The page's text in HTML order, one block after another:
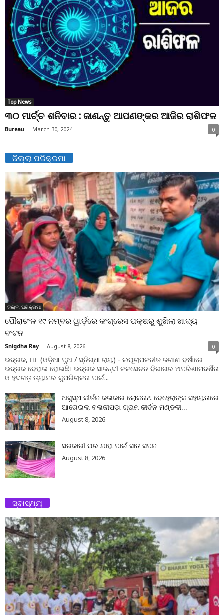
Top News
୩୦ ମାର୍ଚ୍ଚ ଶନିବାର : ଜାଣନ୍ତୁ ଆପଣଙ୍କର ଆଜିର ରାଶିଫଳ
Bureau - March 30, 2024 0
ଜିଲ୍ଲା ପରିକ୍ରମା
ଜିଲ୍ଲା ପରିକ୍ରମା
ପୌରାଚଂଳ ୧୯ ନମ୍ବର ୱାର୍ଡ଼ରେ କଂଗ୍ରେସ ପକ୍ଷରୁ ଶୁଖିଲା ଖାଦ୍ୟ
ବଂଟନ
Snigdha Ray - August 8, 2026 0
ଭଦ୍ରକ, ୮ା୮ (ଓଡ଼ିଆ ପୁଅ / ସ୍ନିଗ୍ଧା ରାୟ) - ଲଘୁଚାପଜନୀତ ଳଗାଣ ବର୍ଷାରେ
ଭଦ୍ରକ ବେହାଲ ହୋଇଛି। ଭଦ୍ରକ ସାଳନ୍ଦୀ ଜଳସେଚନ ବିଭାଗର ଅପରିଣାମଦର୍ଶିତା
ଓ ହଦଗଡ଼ ଡ୍ୟାମର କୁପରିଚାଳନା ପାଇଁ...
ଅସୁସ୍ଥ କୀର୍ତନ କଳାକାର ଲୋକନାଥ ବେହେରାଙ୍କ ସହାୟତାରେ
ଆଗେଇଲା ବଳାଜୀପଡ଼ା ଗ୍ରାମ କୀର୍ତନ ମଣ୍ଡଳୀ...
August 8, 2026
ସରକାରୀ ଘର ଯାହା ପାଇଁ ସାତ ସପନ
August 8, 2026
ସ୍ବାସ୍ଥ୍ୟ